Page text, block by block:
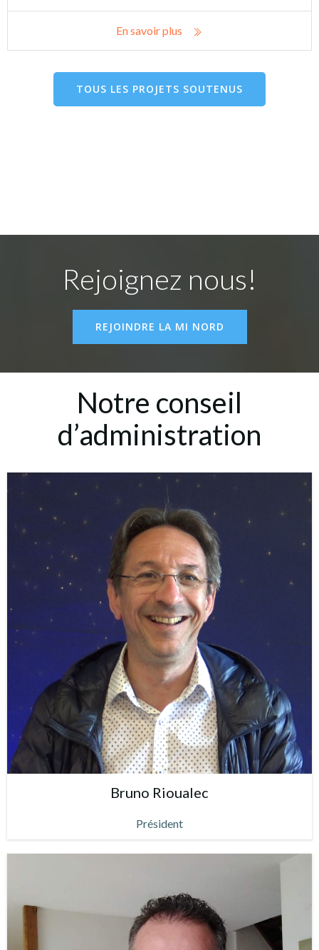
En savoir plus
TOUS LES PROJETS SOUTENUS
Rejoignez nous!
REJOINDRE LA MI NORD
Notre conseil
d’administration
Bruno Rioualec
Président